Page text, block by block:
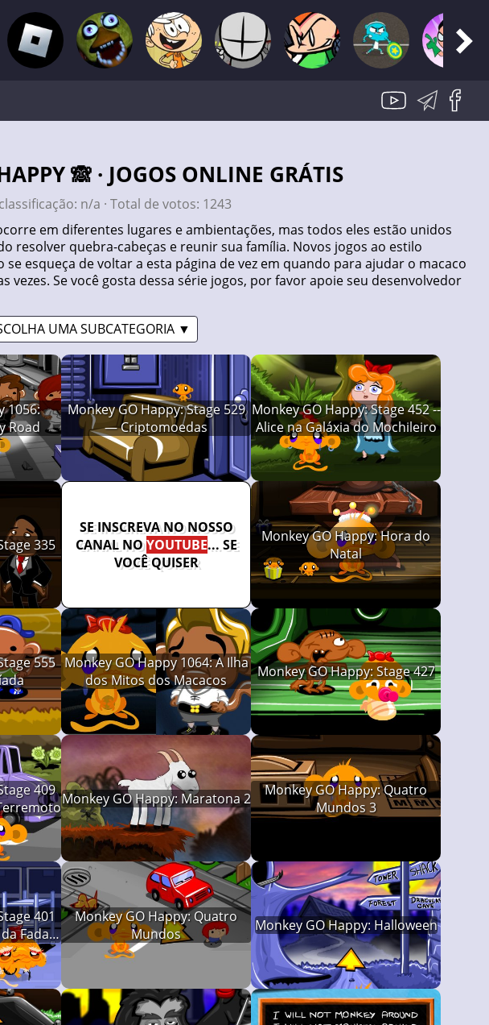
🙈 · JOGOS ONLINE GRÁTIS
n/a · Total de votos: 1243
em diferentes lugares e ambientações, mas todos eles estão unidos
quebra-cabeças e reunir sua família. Novos jogos ao estilo
esqueça de voltar a esta página de vez em quando para ajudar o macaco
vezes. Se você gosta dessa série jogos, por favor apoie seu desenvolvedor
UMA SUBCATEGORIA ▼
1056:
Road
Monkey GO Happy: Stage 529
— Criptomoedas
Monkey GO Happy: Stage 452 --
Alice na Galáxia do Mochileiro
335
SE INSCREVA NO NOSSO
CANAL NOYOUTUBE... SE
VOCÊ QUISER
Monkey GO Happy: Hora do
Natal
555 Monkey GO Happy 1064: A Ilha
dos Mitos dos Macacos
Monkey GO Happy: Stage 427
409 Monkey GO Happy: Maratona 2
Monkey GO Happy: Quatro
Mundos 3
401
Fada
Monkey GO Happy: Quatro
Mundos
Monkey GO Happy: Halloween